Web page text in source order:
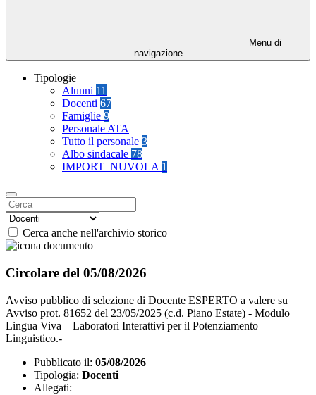
Menu di
navigazione
Tipologie
Alunni 11
Docenti 67
Famiglie 9
Personale ATA
Tutto il personale 3
Albo sindacale 78
IMPORT_NUVOLA 1
Cerca anche nell'archivio storico
Circolare del 05/08/2026
Avviso pubblico di selezione di Docente ESPERTO a valere su
Avviso prot. 81652 del 23/05/2025 (c.d. Piano Estate) - Modulo
Lingua Viva – Laboratori Interattivi per il Potenziamento
Linguistico.-
Pubblicato il: 05/08/2026
Tipologia: Docenti
Allegati: